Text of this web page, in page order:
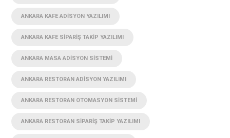
ANKARA KAFE ADISYON YAZILIMI
ANKARA KAFE SIPARIŞ TAKIP YAZILIMI
ANKARA MASA ADISYON SISTEMI
ANKARA RESTORAN ADISYON YAZILIMI
ANKARA RESTORAN OTOMASYON SISTEMI
ANKARA RESTORAN SIPARIŞ TAKIP YAZILIMI